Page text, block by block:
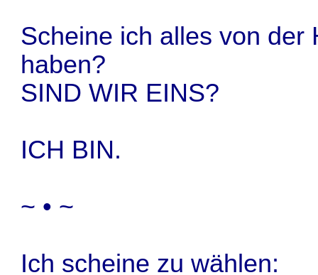
Scheine ich alles von der
haben?
SIND WIR EINS?
ICH BIN.
~ • ~
Ich scheine zu wählen: